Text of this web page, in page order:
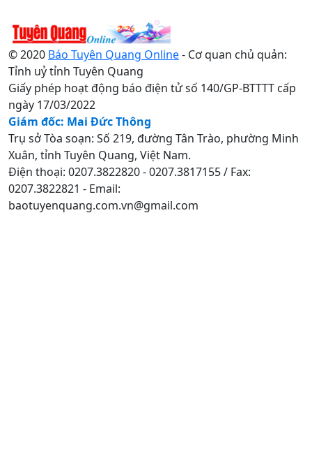
© 2020 Báo Tuyên Quang Online- Cơ quan chủ quản:
Tỉnh uỷ tỉnh Tuyên Quang
Giấy phép hoạt động báo điện tử số 140/GP-BTTTT cấp
ngày 17/03/2022
Giám đốc: Mai Đức Thông
Trụ sở Tòa soạn: Số 219, đường Tân Trào, phường Minh
Xuân, tỉnh Tuyên Quang, Việt Nam.
Điện thoại: 0207.3822820 - 0207.3817155 / Fax:
0207.3822821 - Email:
baotuyenquang.com.vn@gmail.com